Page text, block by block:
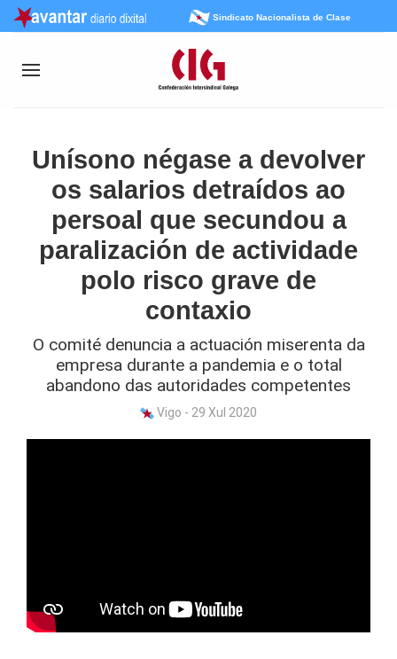
Sindicato Nacionalista de Clase
Unísono négase a devolver
os salarios detraídos ao
persoal que secundou a
paralización de actividade
polo risco grave de
contaxio
O comité denuncia a actuación miserenta da
empresa durante a pandemia e o total
abandono das autoridades competentes
Vigo - 29 Xul 2020